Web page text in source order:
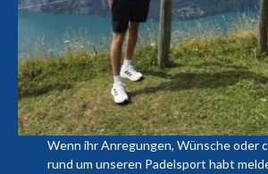
Wenn ihr Anregungen, Wünsche oder
rund um unseren Padelsport habt